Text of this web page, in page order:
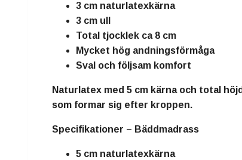
3 cm naturlatexkärna
3 cm ull
Total tjocklek ca 8 cm
Mycket hög andningsförmåga
Sval och följsam komfort
Naturlatex med 5 cm kärnaoch total
som formar sig efter kroppen.
Specifikationer – Bäddmadrass
5 cm naturlatexkärna